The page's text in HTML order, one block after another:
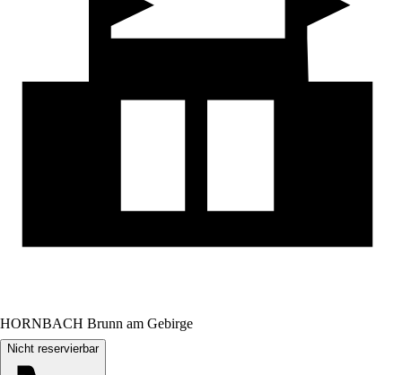
HORNBACH Brunn am Gebirge
Nicht reservierbar